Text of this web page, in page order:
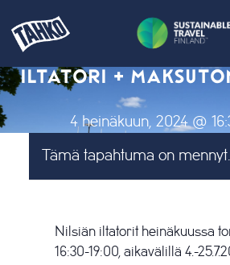
ILTATORI +
4 heinäkuun, 2024 @
Tämä tapahtuma on mennyt.
Nilsiän iltatorit heinäkuussa
16:30-19:00, aikavälillä 4.-